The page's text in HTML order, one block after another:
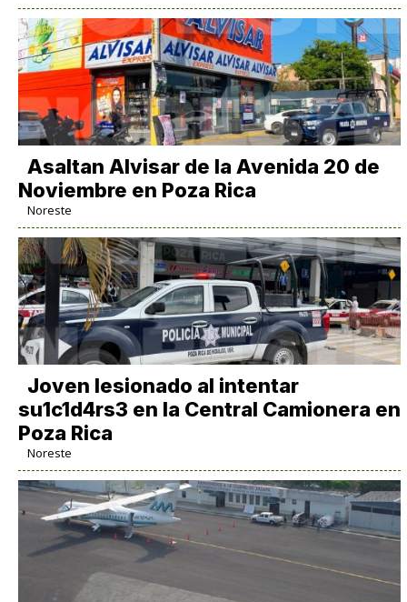
Asaltan Alvisar de la Avenida 20 de
Noviembre en Poza Rica
Noreste
Joven lesionado al intentar
su1c1d4rs3 en la Central Camionera en
Poza Rica
Noreste